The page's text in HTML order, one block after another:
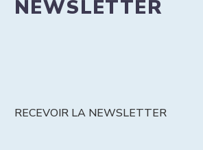
NEWSLETTER
RECEVOIR LA NEWSLETTER